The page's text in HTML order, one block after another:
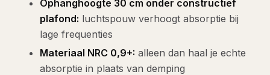
Ophanghoogte 30 cm onder constructief
plafond: luchtspouw verhoogt absorptie bij
lage frequenties
Materiaal NRC 0,9+: alleen dan haal je echte
absorptie in plaats van demping